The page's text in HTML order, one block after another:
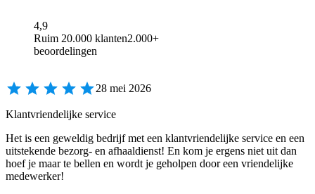
4,9
Ruim 20.000 klanten2.000+
beoordelingen
28 mei 2026
Klantvriendelijke service
Het is een geweldig bedrijf met een klantvriendelijke service en een
uitstekende bezorg- en afhaaldienst! En kom je ergens niet uit dan
hoef je maar te bellen en wordt je geholpen door een vriendelijke
medewerker!